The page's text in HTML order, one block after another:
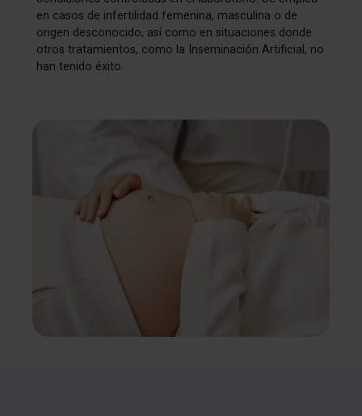
en casos de infertilidad femenina, masculina o de
origen desconocido, así como en situaciones donde
otros tratamientos, como la Inseminación Artificial, no
han tenido éxito.